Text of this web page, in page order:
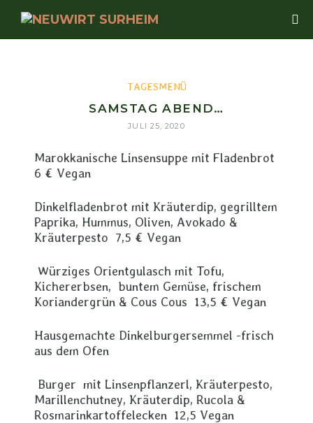
TAGESMENÜ
SAMSTAG ABEND…
JULI 25, 2020
Marokkanische Linsensuppe mit Fladenbrot
6 € Vegan
Dinkelfladenbrot mit Kräuterdip, gegrilltem
Paprika, Hummus, Oliven, Avokado &
Kräuterpesto 7,5 € Vegan
Würziges Orientgulasch mit Tofu,
Kichererbsen, buntem Gemüse, frischem
Koriandergrün & Cous Cous 13,5 € Vegan
Hausgemachte Dinkelburgersemmel -frisch
aus dem Ofen
Burger mit Linsenpflanzerl, Kräuterpesto,
Marillenchutney, Kräuterdip, Rucola &
Rosmarinkartoffelecken 12,5 Vegan